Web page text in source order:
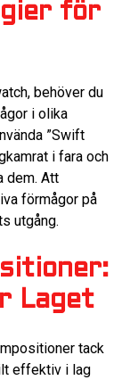
för
behöver du
i olika
”Swift
i fara och
dem. Att
förmågor på
utgång.
Laget
tack
effektiv i lag